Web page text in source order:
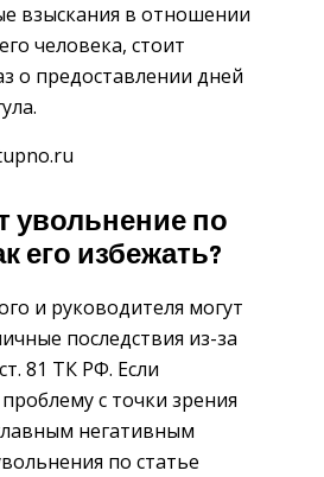
взыскания в отношении
человека, стоит
о предоставлении дней
увольнение по
его избежать?
и руководителя могут
последствия из-за
81 ТК РФ. Если
с точки зрения
негативным
по статье